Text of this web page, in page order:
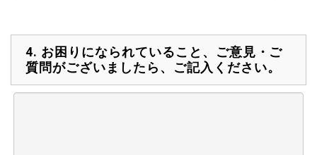
4. お困りになられていること、ご意見・ご
質問がございましたら、ご記入ください。